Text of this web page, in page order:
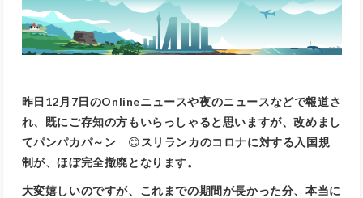
昨日12月7日のOnlineニュースや夜のニュースなどで報道さ
れ、既にご存知の方もいらっしゃると思いますが、改めまし
てパンパカパ～ン 😊 スリランカのコロナに対する入国規
制が、ほぼ完全撤廃となります。
大変嬉しいのですが、これまでの期間が長かった分、本当に